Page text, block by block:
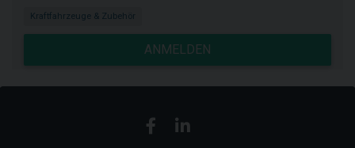
Kraftfahrzeuge & Zubehör
ANMELDEN